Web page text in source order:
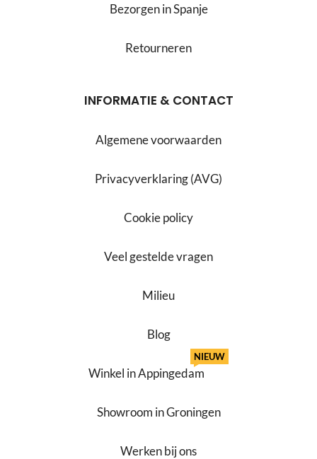
Bezorgen in Spanje
Retourneren
INFORMATIE & CONTACT
Algemene voorwaarden
Privacyverklaring (AVG)
Cookie policy
Veel gestelde vragen
Milieu
Blog
Winkel in Appingedam
NIEUW
Showroom in Groningen
Werken bij ons